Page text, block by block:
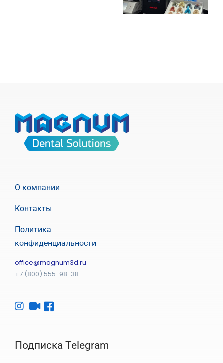
О компании
Контакты
Политика
конфиденциальности
office@magnum3d.ru
+7 (800) 555-98-38
Подписка Telegram